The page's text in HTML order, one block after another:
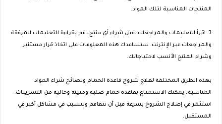
المنتجات المناسبة لتلك المواد.
3. اقرأ التعليمات والمراجعات: قبل شراء أي منتج، قم بقراءة التعليمات المرفقة
والمراجعات عبر الإنترنت. ستساعدك هذه المعلومات على اتخاذ قرار مستنير
وشراء المنتج الأنسب لاحتياجاتك.
بهذه الطرق المختلفة لعلاج شروخ قاعدة الحمام ونصائح شراء المواد
المناسبة، يمكنك الاستمتاع بقاعدة حمام صلبة ومتينة وخالية من التسريبات.
استثمر في إصلاح الشروخ بسرعة قبل أن تتفاقم وتتسبب في مشاكل أكبر في
المستقبل.